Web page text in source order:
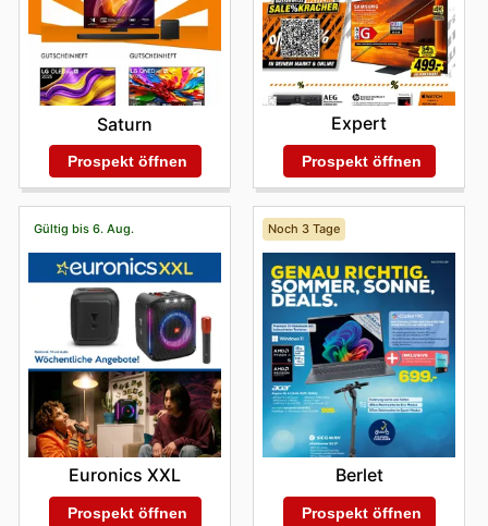
Saturn
Prospekt öffnen
Expert
Prospekt öffnen
Gültig bis 6. Aug.
Euronics XXL
Prospekt öffnen
Noch 3 Tage
Berlet
Prospekt öffnen